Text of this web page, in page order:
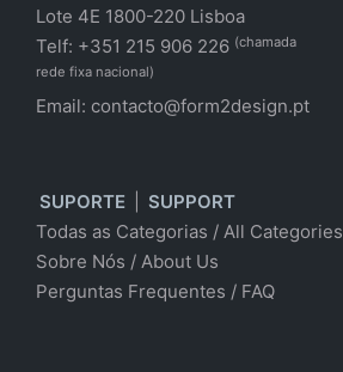
Lote 4E 1800-220 Lisboa
Telf: +351 215 906 226 (chamada
rede fixa nacional)
Email: contacto@form2design.pt
SUPORTE
SUPPORT
Todas as Categorias / All Categories
Sobre Nós / About Us
Perguntas Frequentes / FAQ